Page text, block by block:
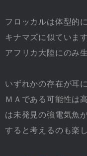
フロッカルは体型的
キナマズに似ていま
アフリカ大陸にのみ
いずれかの存在が耳
ＭＡである可能性は
は未発見の強電気魚
すると考えるのも楽